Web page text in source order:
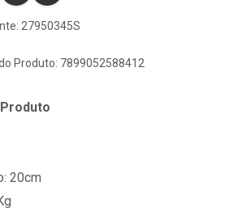
27950345S
Produto: 7899052588412
20cm